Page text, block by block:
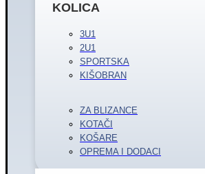
KOLICA
3U1
2U1
SPORTSKA
KIŠOBRAN
ZA BLIZANCE
KOTAČI
KOŠARE
OPREMA I DODACI